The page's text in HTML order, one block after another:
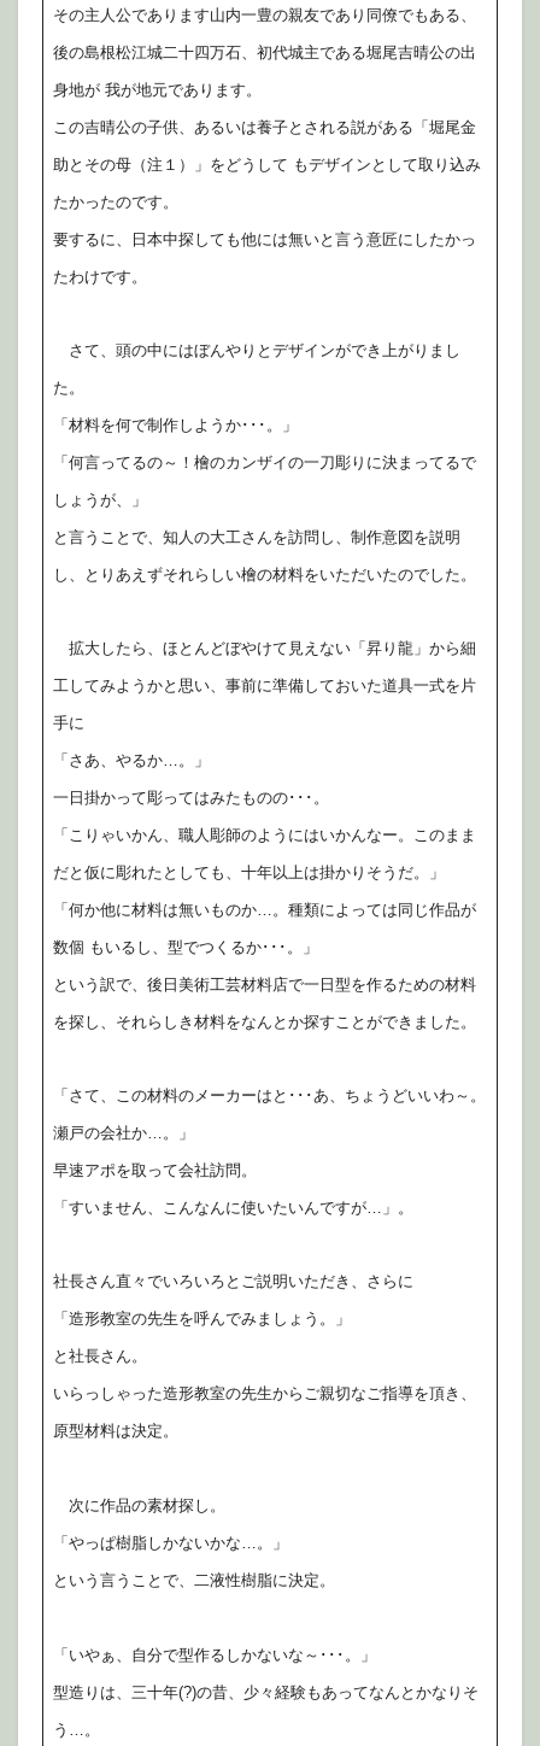
その主人公であります山内一豊の親友であり同僚でもある、
後の島根松江城二十四万石、初代城主である堀尾吉晴公の出
身地が 我が地元であります。
この吉晴公の子供、あるいは養子とされる説がある「堀尾金
助とその母（注１）」をどうして もデザインとして取り込み
たかったのです。
要するに、日本中探しても他には無いと言う意匠にしたかっ
たわけです。
さて、頭の中にはぼんやりとデザインができ上がりまし
た。
「材料を何で制作しようか･･･。」
「何言ってるの～！檜のカンザイの一刀彫りに決まってるで
しょうが、」
と言うことで、知人の大工さんを訪問し、制作意図を説明
し、とりあえずそれらしい檜の材料をいただいたのでした。
拡大したら、ほとんどぼやけて見えない「昇り龍」から細
工してみようかと思い、事前に準備しておいた道具一式を片
手に
「さあ、やるか…。」
一日掛かって彫ってはみたものの･･･。
「こりゃいかん、職人彫師のようにはいかんなー。このまま
だと仮に彫れたとしても、十年以上は掛かりそうだ。」
「何か他に材料は無いものか…。種類によっては同じ作品が
数個 もいるし、型でつくるか･･･。」
という訳で、後日美術工芸材料店で一日型を作るための材料
を探し、それらしき材料をなんとか探すことができました。
「さて、この材料のメーカーはと･･･あ、ちょうどいいわ～。
瀬戸の会社か…。」
早速アポを取って会社訪問。
「すいません、こんなんに使いたいんですが…」。
社長さん直々でいろいろとご説明いただき、さらに
「造形教室の先生を呼んでみましょう。」
と社長さん。
いらっしゃった造形教室の先生からご親切なご指導を頂き、
原型材料は決定。
次に作品の素材探し。
「やっぱ樹脂しかないかな…。」
という言うことで、二液性樹脂に決定。
「いやぁ、自分で型作るしかないな～･･･。」
型造りは、三十年(?)の昔、少々経験もあってなんとかなりそ
う…。